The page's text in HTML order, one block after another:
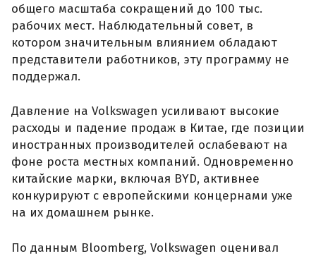
общего масштаба сокращений до 100 тыс.
рабочих мест. Наблюдательный совет, в
котором значительным влиянием обладают
представители работников, эту программу не
поддержал.
Давление на Volkswagen усиливают высокие
расходы и падение продаж в Китае, где позиции
иностранных производителей ослабевают на
фоне роста местных компаний. Одновременно
китайские марки, включая BYD, активнее
конкурируют с европейскими концернами уже
на их домашнем рынке.
По данным Bloomberg, Volkswagen оценивал